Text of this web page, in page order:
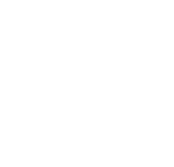
2026